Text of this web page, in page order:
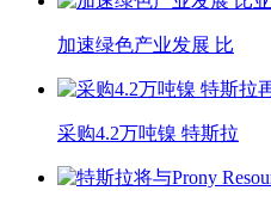
加速绿色产业发展 比
采购4.2万吨镍 特斯拉